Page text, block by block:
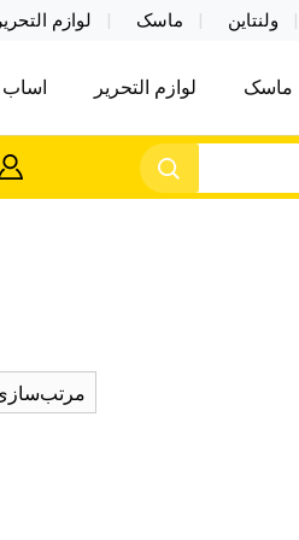
ولنتاین ماسک لوازم التحریر
اکسسوری ماسک در واردات
ماسک لوازم التحریر